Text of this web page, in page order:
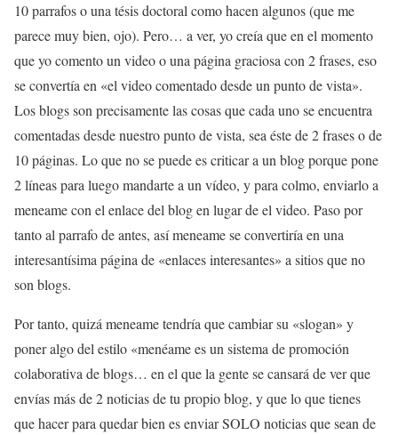
10 parrafos o una tésis doctoral como hacen algunos (que me
parece muy bien, ojo). Pero… a ver, yo creía que en el momento
que yo comento un video o una página graciosa con 2 frases, eso
se convertía en «el video comentado desde un punto de vista».
Los blogs son precisamente las cosas que cada uno se encuentra
comentadas desde nuestro punto de vista, sea éste de 2 frases o de
10 páginas. Lo que no se puede es criticar a un blog porque pone
2 líneas para luego mandarte a un vídeo, y para colmo, enviarlo a
meneame con el enlace del blog en lugar de el video. Paso por
tanto al parrafo de antes, así meneame se convertiría en una
interesantísima página de «enlaces interesantes» a sitios que no
son blogs.
Por tanto, quizá meneame tendría que cambiar su «slogan» y
poner algo del estilo «menéame es un sistema de promoción
colaborativa de blogs… en el que la gente se cansará de ver que
envías más de 2 noticias de tu propio blog, y que lo que tienes
que hacer para quedar bien es enviar SOLO noticias que sean de